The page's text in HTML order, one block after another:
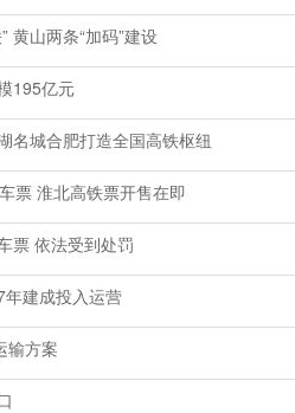
黄山两条“加码”建设
195亿元
名城合肥打造全国高铁枢纽
票 淮北高铁票开售在即
票 依法受到处罚
建成投入运营
输方案